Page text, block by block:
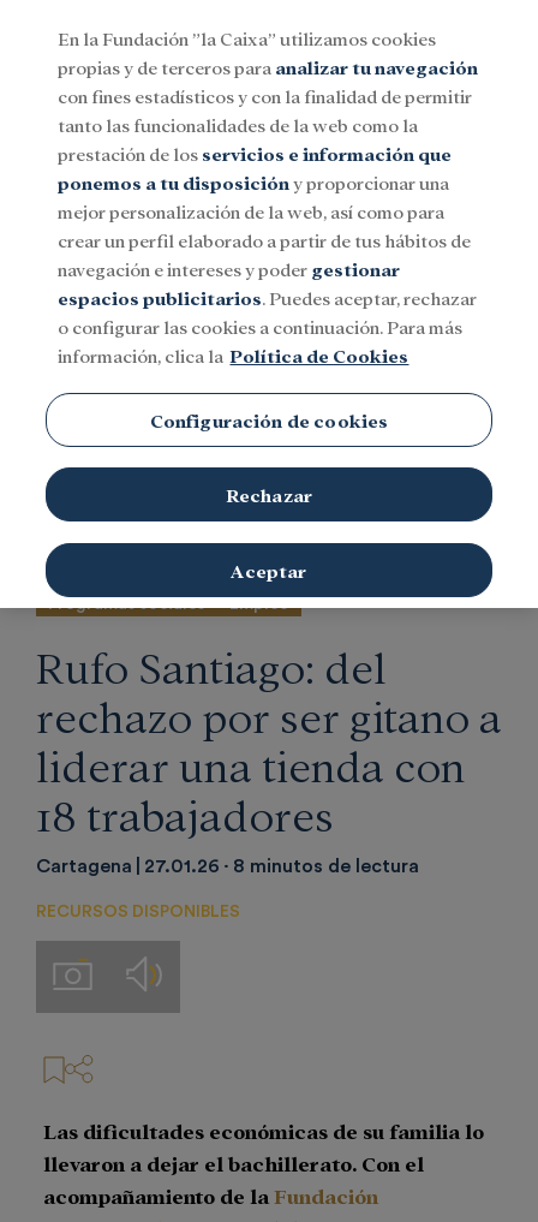
Menu
SocialInvestigación y becasCultura
Rufo Santiago, usuario del programa Incorpora de la Fundación
”la Caixa”.
Programas sociales Empleo
Rufo Santiago: del
rechazo por ser gitano a
liderar una tienda con
18 trabajadores
Cartagena 27.01.26 8 minutos de lectura
RECURSOS DISPONIBLES
Imágenes
Las dificultades económicas de su familia lo
llevaron a dejar el bachillerato. Con el
acompañamiento de la Fundación
En la Fundación ”la Caixa” utilizamos cookies
propias y de terceros para analizar tu navegación
con fines estadísticos y con la finalidad de permitir
tanto las funcionalidades de la web como la
prestación de los servicios e información que
ponemos a tu disposición y proporcionar una
mejor personalización de la web, así como para
crear un perfil elaborado a partir de tus hábitos de
navegación e intereses y poder gestionar
espacios publicitarios. Puedes aceptar, rechazar
o configurar las cookies a continuación. Para más
información, clica la Política de Cookies
Configuración de cookies
Rechazar
Aceptar